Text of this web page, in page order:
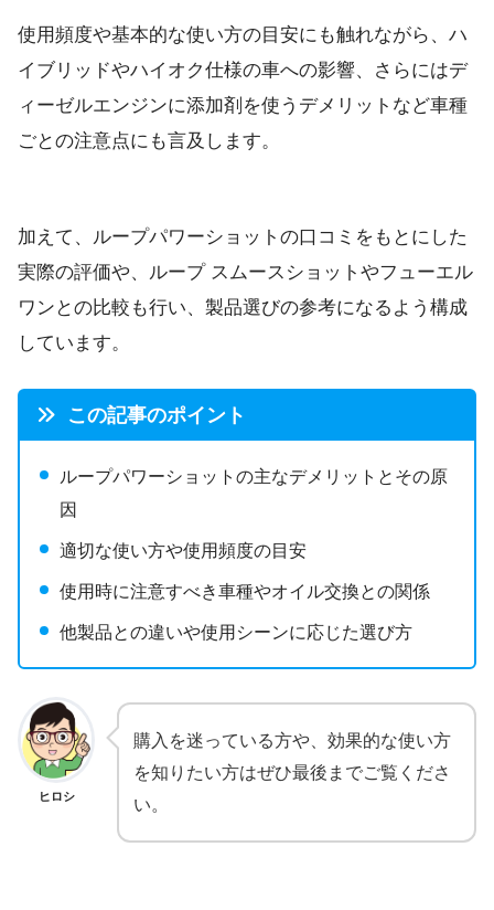
使用頻度や基本的な使い方の目安にも触れながら、ハ
イブリッドやハイオク仕様の車への影響、さらにはデ
ィーゼルエンジンに添加剤を使うデメリットなど車種
ごとの注意点にも言及します。
加えて、ループパワーショットの口コミをもとにした
実際の評価や、ループ スムースショットやフューエル
ワンとの比較も行い、製品選びの参考になるよう構成
しています。
この記事のポイント
ループパワーショットの主なデメリットとその原
因
適切な使い方や使用頻度の目安
使用時に注意すべき車種やオイル交換との関係
他製品との違いや使用シーンに応じた選び方
ヒロシ
購入を迷っている方や、効果的な使い方
を知りたい方はぜひ最後までご覧くださ
い。